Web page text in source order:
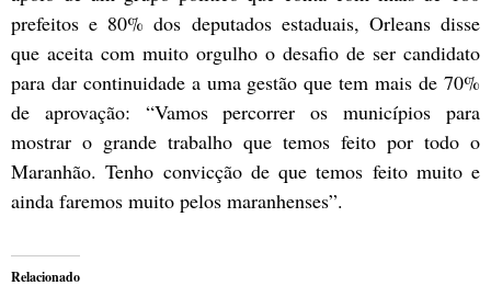
prefeitos e 80% dos deputados estaduais, Orleans disse
que aceita com muito orgulho o desafio de ser candidato
para dar continuidade a uma gestão que tem mais de 70%
de aprovação: “Vamos percorrer os municípios para
mostrar o grande trabalho que temos feito por todo o
Maranhão. Tenho convicção de que temos feito muito e
ainda faremos muito pelos maranhenses”.
Relacionado